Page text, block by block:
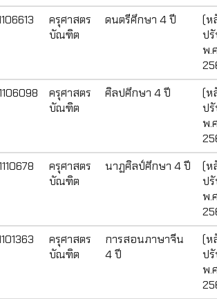
ครุศาสตร
บัณฑิต
ดนตรีศึกษา 4 ปี
(ห
ป
พ.
ครุศาสตร
บัณฑิต
ศิลปศึกษา 4 ปี
(ห
ป
พ.
ครุศาสตร
บัณฑิต
นาฏศิลป์ศึกษา 4 ปี
(ห
ป
พ.
ครุศาสตร
บัณฑิต
การสอนภาษาจีน
4 ปี
(ห
ป
พ.